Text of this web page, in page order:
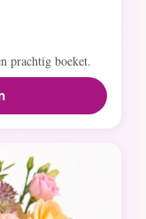
prachtig boeket.